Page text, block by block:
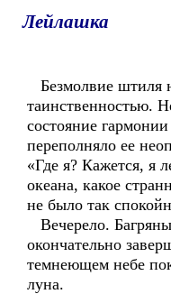
Лейлашка
Безмолвие штиля
таинственностью.
состояние
переполняло ее
«Где я? Кажется, я
океана, какое
не было так
Вечерело.
окончательно
темнеющем небе
луна.